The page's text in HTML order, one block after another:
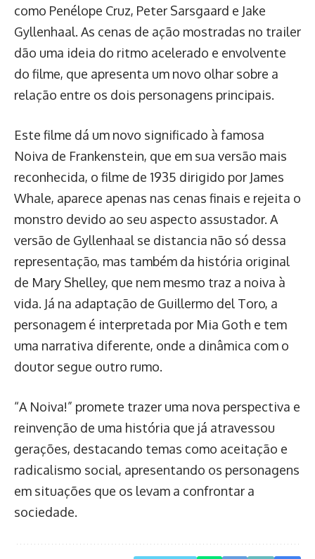
como Penélope Cruz, Peter Sarsgaard e Jake
Gyllenhaal. As cenas de ação mostradas no trailer
dão uma ideia do ritmo acelerado e envolvente
do filme, que apresenta um novo olhar sobre a
relação entre os dois personagens principais.
Este filme dá um novo significado à famosa
Noiva de Frankenstein, que em sua versão mais
reconhecida, o filme de 1935 dirigido por James
Whale, aparece apenas nas cenas finais e rejeita o
monstro devido ao seu aspecto assustador. A
versão de Gyllenhaal se distancia não só dessa
representação, mas também da história original
de Mary Shelley, que nem mesmo traz a noiva à
vida. Já na adaptação de Guillermo del Toro, a
personagem é interpretada por Mia Goth e tem
uma narrativa diferente, onde a dinâmica com o
doutor segue outro rumo.
“A Noiva!” promete trazer uma nova perspectiva e
reinvenção de uma história que já atravessou
gerações, destacando temas como aceitação e
radicalismo social, apresentando os personagens
em situações que os levam a confrontar a
sociedade.